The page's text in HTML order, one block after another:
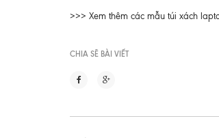
>>> Xem thêm các mẫu túi xách
CHIA SẼ BÀI VIẾT